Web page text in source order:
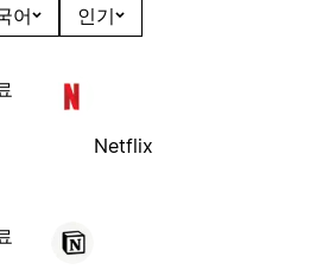
어 인기
Netflix